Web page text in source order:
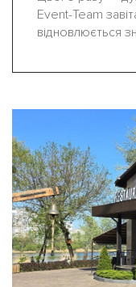
Event-Team
відновлюється